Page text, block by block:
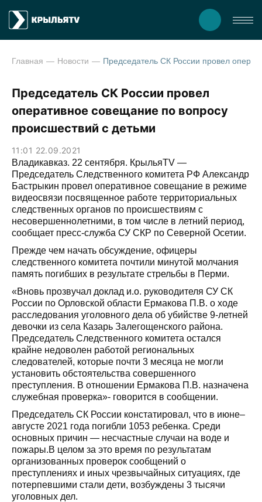
Главная Новости
Председатель СК России провел
оперативное совещание по вопросу
происшествий с детьми
11:01 22.09.2021
Владикавказ. 22 сентября. КрыльяТV —
Председатель Следственного комитета РФ Александр
Бастрыкин провел оперативное совещание в режиме
видеосвязи посвященное работе территориальных
следственных органов по происшествиям с
несовершеннолетними, в том числе в летний период,
сообщает пресс-служба СУ СКР по Северной Осетии.
Прежде чем начать обсуждение, офицеры
следственного комитета почтили минутой молчания
память погибших в результате стрельбы в Перми.
«Вновь прозвучал доклад и.о. руководителя СУ СК
России по Орловской области Ермакова П.В. о ходе
расследования уголовного дела об убийстве 9-летней
девочки из села Казарь Залегощенского района.
Председатель Следственного комитета остался
крайне недоволен работой региональных
следователей, которые почти 3 месяца не могли
установить обстоятельства совершенного
преступления. В отношении Ермакова П.В. назначена
служебная проверка»- говорится в сообщении.
Председатель СК России констатировал, что в июне–
августе 2021 года погибли 1053 ребенка. Среди
основных причин — несчастные случаи на воде и
пожары.В целом за это время по результатам
организованных проверок сообщений о
преступлениях и иных чрезвычайных ситуациях, где
потерпевшими стали дети, возбуждены 3 тысячи
уголовных дел.